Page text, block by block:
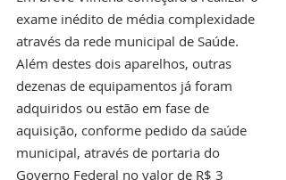
exame inédito de média complexidade
através da rede municipal de Saúde.
Além destes dois aparelhos, outras
dezenas de equipamentos já foram
adquiridos ou estão em fase de
aquisição, conforme pedido da saúde
municipal, através de portaria do
Governo Federal no valor de R$ 3